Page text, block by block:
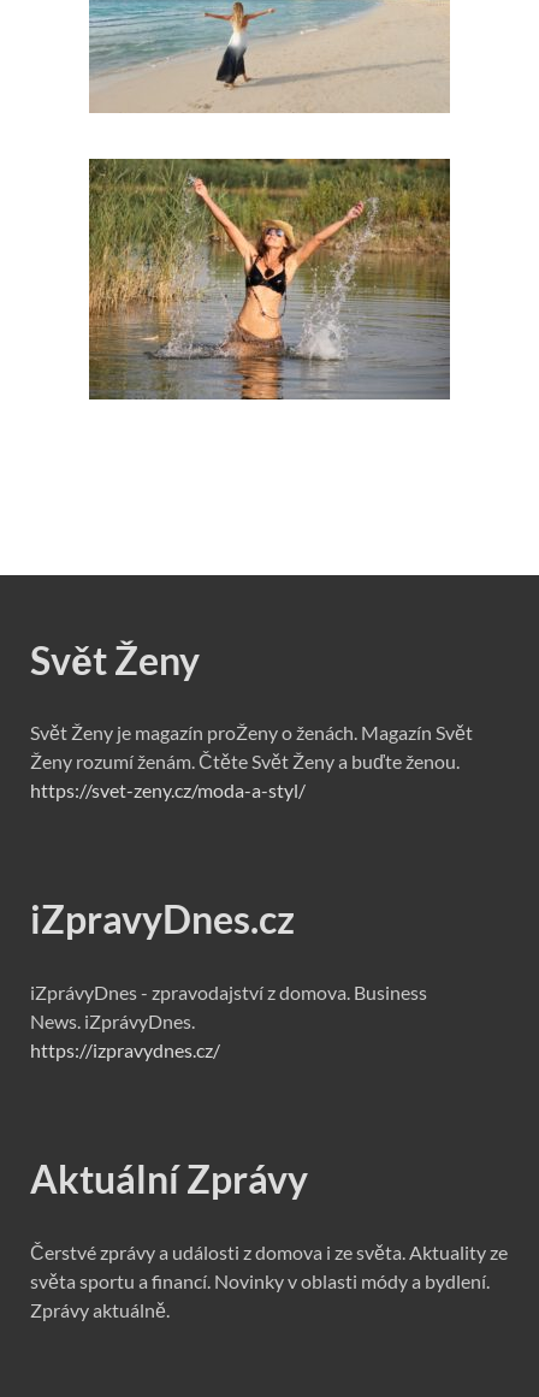
Svět Ženy
Svět Ženy je magazín proŽeny o ženách. Magazín Svět
Ženy rozumí ženám. Čtěte Svět Ženy a buďte ženou.
https://svet-zeny.cz/moda-a-styl/
iZpravyDnes.cz
iZprávyDnes - zpravodajství z domova. Business
News. iZprávyDnes.
https://izpravydnes.cz/
Aktuální Zprávy
Čerstvé zprávy a události z domova i ze světa. Aktuality ze
světa sportu a financí. Novinky v oblasti módy a bydlení.
Zprávy aktuálně.